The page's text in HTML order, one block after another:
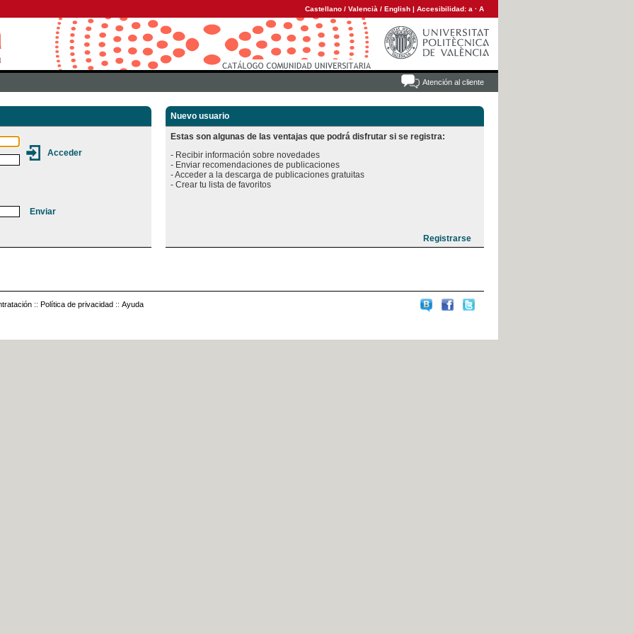
Castellano / Valencià / English | Accesibilidad: a · A
Atención al cliente
Nuevo usuario
Estas son algunas de las ventajas que podrá disfrutar si se registra:
- Recibir información sobre novedades
- Enviar recomendaciones de publicaciones
- Acceder a la descarga de publicaciones gratuitas
:: Política de privacidad :: Ayuda